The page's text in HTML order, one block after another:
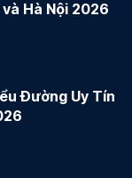
Hà Nội 2026
Đường Uy Tín